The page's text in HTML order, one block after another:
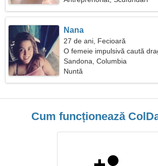
Nana
27 de ani, Fecioară
O femeie impulsivă caută
Sandona, Columbia
Nuntă
Cum funcționează